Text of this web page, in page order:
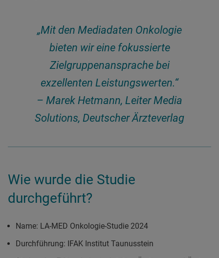
„Mit den Mediadaten Onkologie
bieten wir eine fokussierte
Zielgruppenansprache bei
exzellenten Leistungswerten.“
– Marek Hetmann, Leiter Media
Solutions, Deutscher Ärzteverlag
Wie wurde die Studie
durchgeführt?
Name: LA-MED Onkologie-Studie 2024
Durchführung: IFAK Institut Taunusstein